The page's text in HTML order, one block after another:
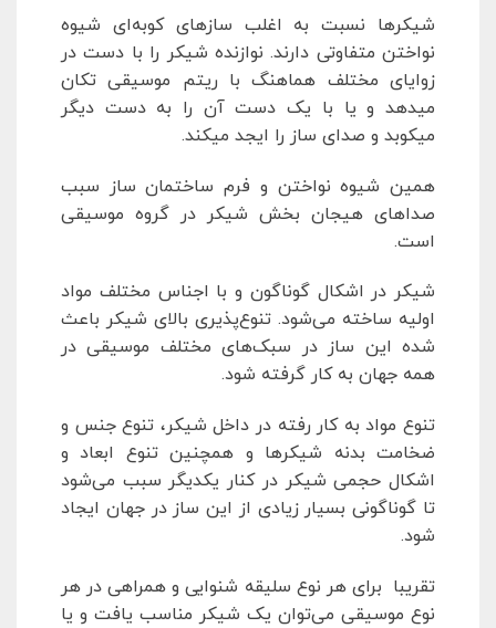
شیکرها نسبت به اغلب سازهای کوبه‌ای شیوه
نواختن متفاوتی دارند. نوازنده شیکر را با دست در
زوایای مختلف هماهنگ با ریتم موسیقی تکان
میدهد و یا با یک دست آن را به دست دیگر
میکوبد و صدای ساز را ایجد میکند.
همین شیوه نواختن و فرم ساختمان ساز سبب
صداهای هیجان بخش شیکر در گروه موسیقی
است.
شیکر در اشکال گوناگون و با اجناس مختلف مواد
اولیه ساخته می‌شود. تنوع‌پذیری بالای شیکر باعث
شده این ساز در سبک‌های مختلف موسیقی در
همه جهان به کار گرفته شود.
تنوع مواد به کار رفته در داخل شیکر، تنوع جنس و
ضخامت بدنه شیکرها و همچنین تنوع ابعاد و
اشکال حجمی شیکر در کنار یکدیگر سبب می‌شود
تا گوناگونی بسیار زیادی از این ساز در جهان ایجاد
شود.
تقریبا برای هر نوع سلیقه شنوایی و همراهی در هر
نوع موسیقی می‌توان یک شیکر مناسب یافت و یا